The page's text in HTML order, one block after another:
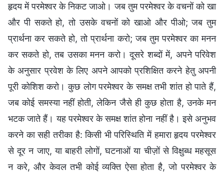
हृदय में परमेश्वर के निकट जाओ। जब तुम परमेश्वर के वचनों को खा
और पी सकते हो, तो उसके वचनों को खाओ और पीओ; जब तुम
प्रार्थना कर सकते हो, तो प्रार्थना करो; जब तुम परमेश्वर का मनन
कर सकते हो, तब उसका मनन करो। दूसरे शब्दों में, अपने परिवेश
के अनुसार प्रवेश के लिए अपने आपको प्रशिक्षित करने हेतु अपनी
पूरी कोशिश करो। कुछ लोग परमेश्वर के समक्ष तभी शांत हो पाते हैं,
जब कोई समस्या नहीं होती, लेकिन जैसे ही कुछ होता है, उनके मन
भटक जाते हैं। यह परमेश्वर के समक्ष शांत होना नहीं है। इसे अनुभव
करने का सही तरीका है: किसी भी परिस्थिति में हमारा हृदय परमेश्वर
से दूर न जाए, या बाहरी लोगों, घटनाओं या चीज़ों से विक्षुब्ध महसूस
न करे, और केवल तभी कोई व्यक्ति ऐसा होता है, जो परमेश्वर के